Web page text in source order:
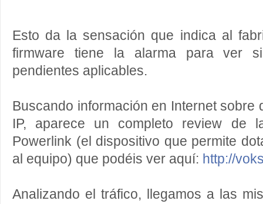
Esto da la sensación que indica al
firmware tiene la alarma para ver
pendientes aplicables.
Buscando información en Internet sobre
IP, aparece un completo review de
Powerlink (el dispositivo que permite
al equipo) que podéis ver aquí: http://
Analizando el tráfico, llegamos a las